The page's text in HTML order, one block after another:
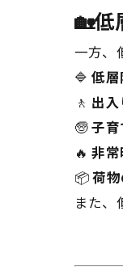
🏡低
一方、
🔷低層
🚶 出
🧓子
🔥非
📦荷
また、